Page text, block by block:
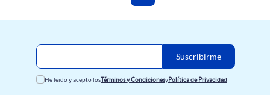
Suscribirme
He leido y acepto losTérminos y CondicionesyPolítica de Privacidad